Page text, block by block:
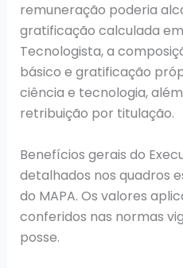
remuneração poderia
gratificação calculada
Tecnologista, a
básico e gratificação
ciência e tecnologia,
retribuição por titulação.
Benefícios gerais do
detalhados nos quadros
do MAPA. Os valores
conferidos nas normas
posse.